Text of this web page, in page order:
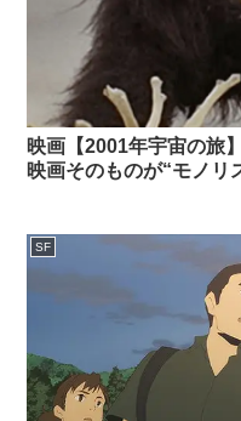
映画【2001年宇宙の旅
映画そのものが“モノリ
SF